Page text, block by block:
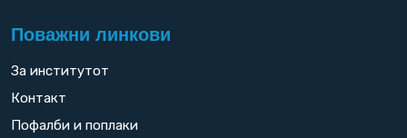
Поважни линкови
За институтот
Контакт
Пофалби и поплаки